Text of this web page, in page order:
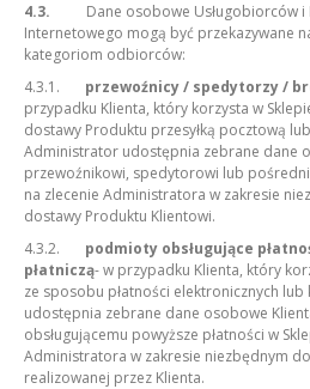
4.3. Dane osobowe Usługobiorców i
Internetowego mogą być przekazywane
kategoriom odbiorców:
4.3.1. przewoźnicy / spedytorzy /
przypadku Klienta, który korzysta w
dostawy Produktu przesyłką pocztową
Administrator udostępnia zebrane dane
przewoźnikowi, spedytorowi lub
na zlecenie Administratora w zakresie
dostawy Produktu Klientowi.
4.3.2. podmioty obsługujące
płatniczą- w przypadku Klienta, który
ze sposobu płatności elektronicznych
udostępnia zebrane dane osobowe
obsługującemu powyższe płatności w
Administratora w zakresie niezbędnym do
realizowanej przez Klienta.